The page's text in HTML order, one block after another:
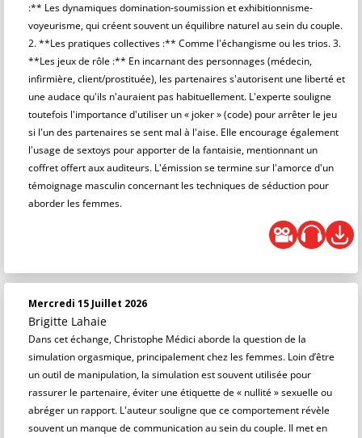
:** Les dynamiques domination-soumission et exhibitionnisme-
voyeurisme, qui créent souvent un équilibre naturel au sein du couple.
2. **Les pratiques collectives :** Comme l'échangisme ou les trios. 3.
**Les jeux de rôle :** En incarnant des personnages (médecin,
infirmière, client/prostituée), les partenaires s'autorisent une liberté et
une audace qu'ils n'auraient pas habituellement. L'experte souligne
toutefois l'importance d'utiliser un « joker » (code) pour arrêter le jeu
si l'un des partenaires se sent mal à l'aise. Elle encourage également
l'usage de sextoys pour apporter de la fantaisie, mentionnant un
coffret offert aux auditeurs. L'émission se termine sur l'amorce d'un
témoignage masculin concernant les techniques de séduction pour
aborder les femmes.
Mercredi 15 Juillet 2026
Brigitte Lahaie
Dans cet échange, Christophe Médici aborde la question de la
simulation orgasmique, principalement chez les femmes. Loin d’être
un outil de manipulation, la simulation est souvent utilisée pour
rassurer le partenaire, éviter une étiquette de « nullité » sexuelle ou
abréger un rapport. L'auteur souligne que ce comportement révèle
souvent un manque de communication au sein du couple. Il met en